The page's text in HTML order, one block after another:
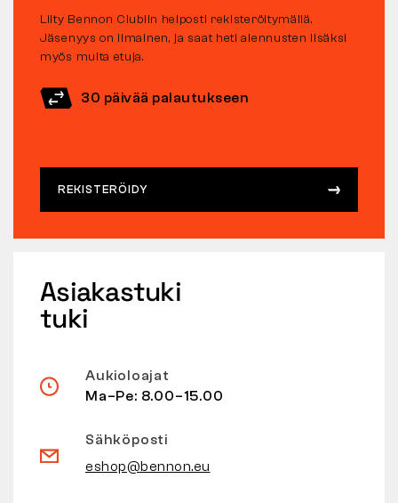
Liity Bennon Clubiin helposti rekisteröitymällä.
Jäsenyys on ilmainen, ja saat heti alennusten lisäksi
myös muita etuja.
30 päivää palautukseen
REKISTERÖIDY
Asiakastuki
tuki
Aukioloajat
Ma–Pe: 8.00–15.00
Sähköposti
eshop@bennon.eu